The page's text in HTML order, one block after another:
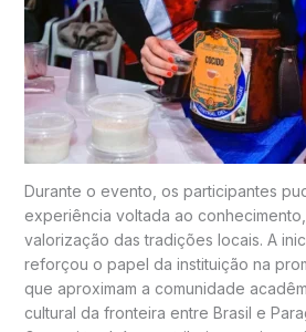
Durante o evento, os participantes
experiência voltada ao
valorização das tradições locais. A
reforçou o papel da instituição na
que aproximam a comunidade
cultural da fronteira entre Brasil e